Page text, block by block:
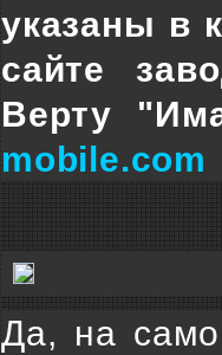
указаны в
сайте
Верту
mobile.com
Да, на